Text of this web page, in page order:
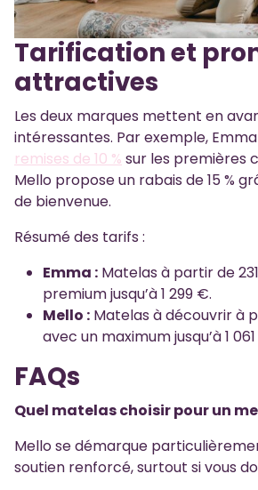
Tarification et
attractives
Les deux marques mettent en
intéressantes. Par exemple,
remises de 10 % sur les premières
Mello propose un rabais de 15 %
de bienvenue.
Résumé des tarifs :
Emma : Matelas à partir de
premium jusqu’à 1 299 €.
Mello : Matelas à découvrir à
avec un maximum jusqu’à 1
FAQs
Quel matelas choisir pour un
Mello se démarque
soutien renforcé, surtout si vous